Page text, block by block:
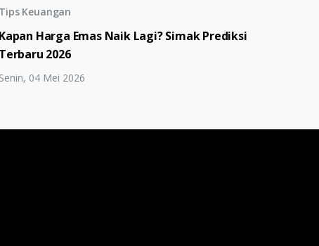
Tips Keuangan
Kapan Harga Emas Naik Lagi? Simak Prediksi
Terbaru 2026
Senin, 04 Mei 2026